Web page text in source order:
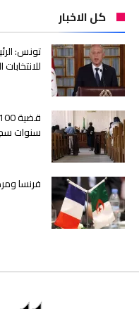
كل الاخبار
تونس:
سنوات سجناً بحق 19
فرنسا